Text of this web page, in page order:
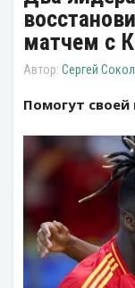
матчем с
Сергей
Помогут